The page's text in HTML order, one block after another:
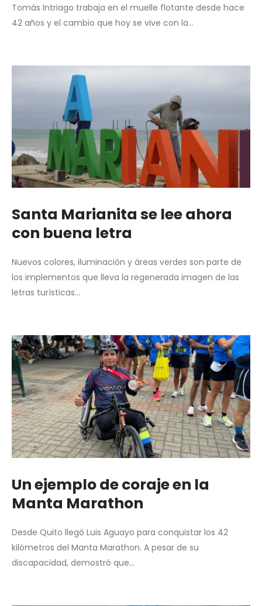
Tomás Intriago trabaja en el muelle flotante desde hace
42 años y el cambio que hoy se vive con la...
Santa Marianita se lee ahora
con buena letra
Nuevos colores, iluminación y áreas verdes son parte de
los implementos que lleva la regenerada imagen de las
letras turísticas...
Un ejemplo de coraje en la
Manta Marathon
Desde Quito llegó Luis Aguayo para conquistar los 42
kilómetros del Manta Marathon. A pesar de su
discapacidad, demostró que...